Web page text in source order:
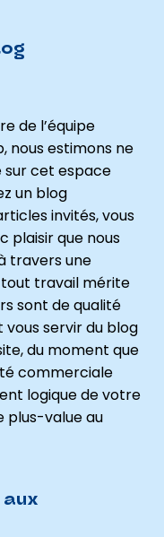
de l’équipe
nous estimons ne
sur cet espace
un blog
invités, vous
plaisir que nous
travers une
tout travail mérite
sont de qualité
servir du blog
du moment que
commerciale
logique de votre
value au